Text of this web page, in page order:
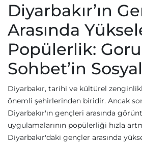
Diyarbakır’ın
Arasında
Popülerlik:
Sohbet’in
Diyarbakır, tarihi ve kültürel
önemli şehirlerinden biridir. Ancak
Diyarbakır'ın gençleri arasında
uygulamalarının popülerliği hızla
Diyarbakır'daki gençler arasında